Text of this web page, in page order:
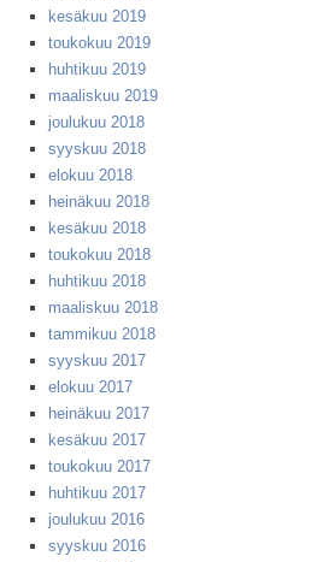
kesäkuu 2019
toukokuu 2019
huhtikuu 2019
maaliskuu 2019
joulukuu 2018
syyskuu 2018
elokuu 2018
heinäkuu 2018
kesäkuu 2018
toukokuu 2018
huhtikuu 2018
maaliskuu 2018
tammikuu 2018
syyskuu 2017
elokuu 2017
heinäkuu 2017
kesäkuu 2017
toukokuu 2017
huhtikuu 2017
joulukuu 2016
syyskuu 2016